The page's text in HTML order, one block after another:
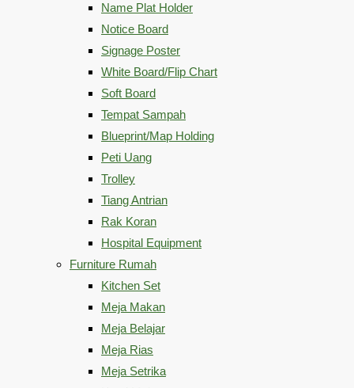
Name Plat Holder
Notice Board
Signage Poster
White Board/Flip Chart
Soft Board
Tempat Sampah
Blueprint/Map Holding
Peti Uang
Trolley
Tiang Antrian
Rak Koran
Hospital Equipment
Furniture Rumah
Kitchen Set
Meja Makan
Meja Belajar
Meja Rias
Meja Setrika